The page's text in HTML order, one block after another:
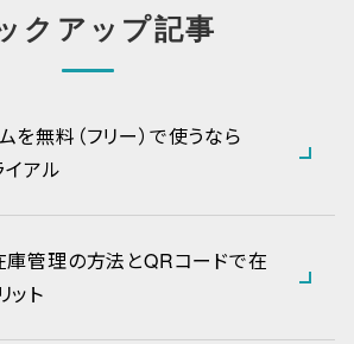
クアップ記事
無料（フリー）で使うなら
アル
庫管理の方法とQRコードで在
ット